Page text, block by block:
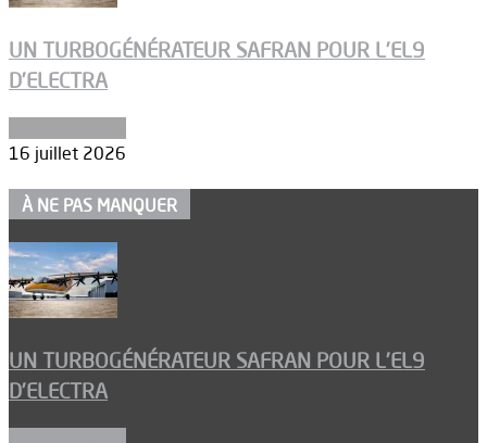
UN TURBOGÉNÉRATEUR SAFRAN POUR L’EL9
D’ELECTRA
16 juillet 2026
À NE PAS MANQUER
UN TURBOGÉNÉRATEUR SAFRAN POUR L’EL9
D’ELECTRA